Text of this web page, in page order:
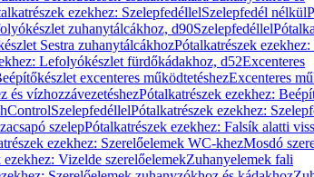
ezekhez: SzelepfedéllelSzelepfedél nélkül
zuhanytálcákhoz, d90Szelepfedéllel
Sestra zuhanytálcákhozPótalkatrészek
Lefolyókészlet fürdőkádakhoz, d52Excenteres
excenteres működtetéshezExcenteres
és vízhozzávezetéshezPótalkatrészek ezekhez:
SzelepfedéllelPótalkatrészek ezekhez:
szelepPótalkatrészek ezekhez: Falsík alatti
ezekhez: Szerelőelemek WC-khezMosdó
ezekhez: Vizelde szerelőelemekZuhanyelemek fali